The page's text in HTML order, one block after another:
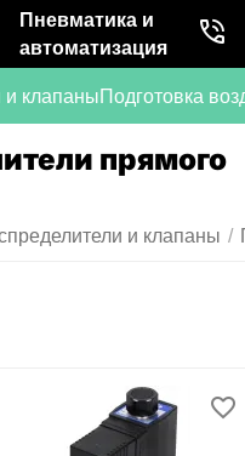
Пневматика и
автоматизация
и клапаныПодготовка
прямого
и клапаны /